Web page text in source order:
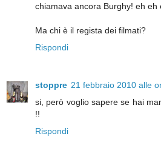
chiamava ancora Burghy! eh eh
Ma chi è il regista dei filmati?
Rispondi
stoppre 21 febbraio 2010 alle
si, però voglio sapere se hai
!!
Rispondi